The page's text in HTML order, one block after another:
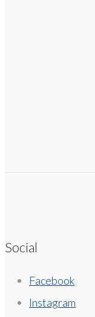
Social
Facebook
Instagram